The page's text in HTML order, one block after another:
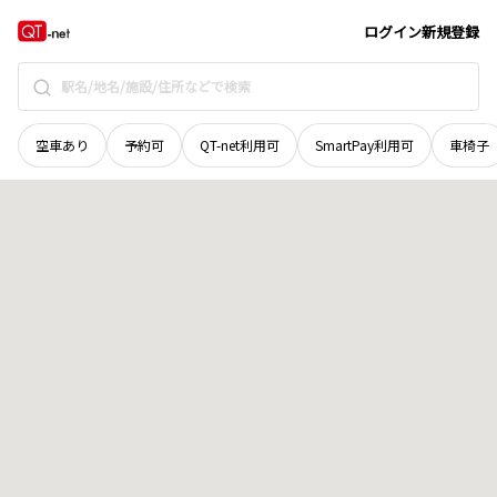
ログイン新規登録
空車あり 予約可 QT-net利用可 SmartPay利用可 車椅子
宮城県